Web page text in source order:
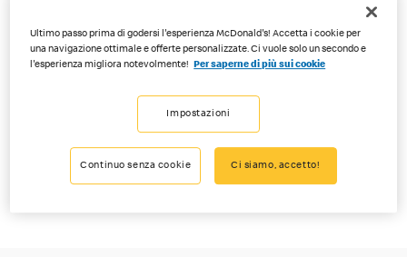
Dolce e plant-based? Ma certo! La glassa bianca con striscioline di
cioccolato fondente e scaglie di nocciole croccanti offre un’autentico
sapore di avventura. A base di ingredienti vegetali (disponibile nei
Ultimo passo prima di godersi l'esperienza McDonald's! Accetta i cookie per
una navigazione ottimale e offerte personalizzate. Ci vuole solo un secondo e
l'esperienza migliora notevolmente!
Per saperne di più sui cookie
Impostazioni
Continuo senza cookie Ci siamo, accetto!